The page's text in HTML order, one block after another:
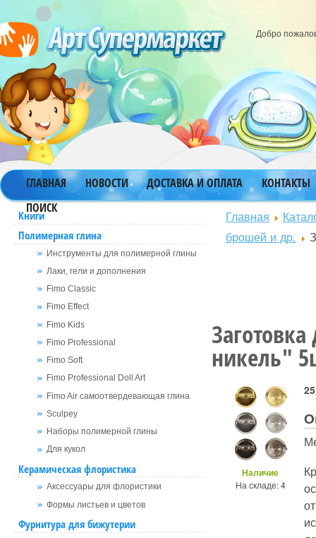
Добро
ГЛАВНАЯ НОВОСТИ ДОСТАВКА И ОПЛАТА
КОНТАКТЫ
ПОИСК
Книги
Полимерная глина
Инструменты для полимерной глины
Лаки, гели и дополнения
Fimo Classic
Fimo Effect
Fimo Kids
Fimo Professional
Fimo Soft
Fimo Professional Doll Art
Fimo Air самоотвердевающая глина
Sculpey
Наборы полимерной глины
Для кукол
Керамическая флористика
Аксессуары для флористики
Формы листьев и цветов
Фурнитура для бижутерии
Главная
брошей и др.
никель"
Наличие
На складе: 4